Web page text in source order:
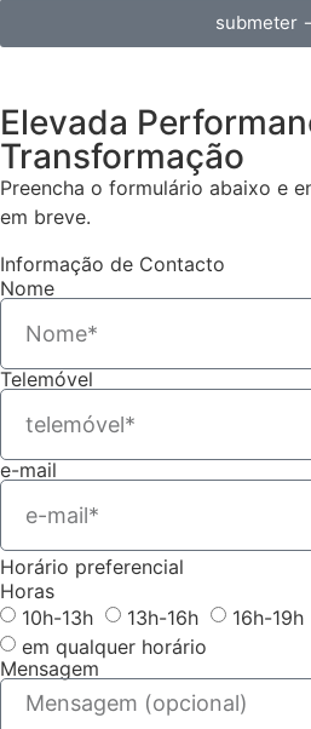
Elevada
Transformação
Preencha o formulário abaixo e
em breve.
Informação de Contacto
Nome
Telemóvel
e-mail
Horário preferencial
Horas
10h-13h
13h-16h 16h-19h
em qualquer horário
Mensagem